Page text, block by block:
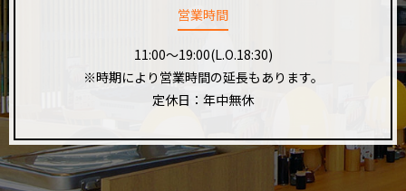
営業時間
11:00～19:00(L.O.18:30)
※時期により営業時間の延長もあります。
定休日：年中無休